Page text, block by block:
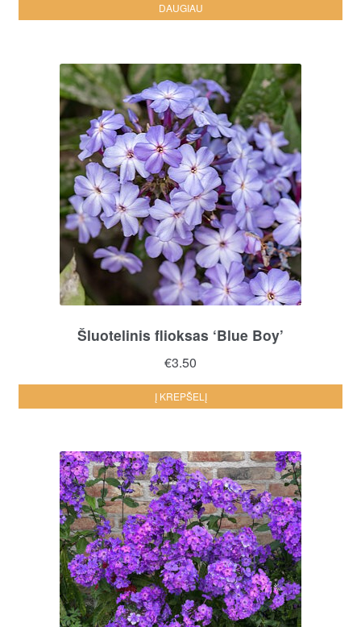
DAUGIAU
Šluotelinis flioksas ‘Blue Boy’
€3.50
Į KREPŠELĮ